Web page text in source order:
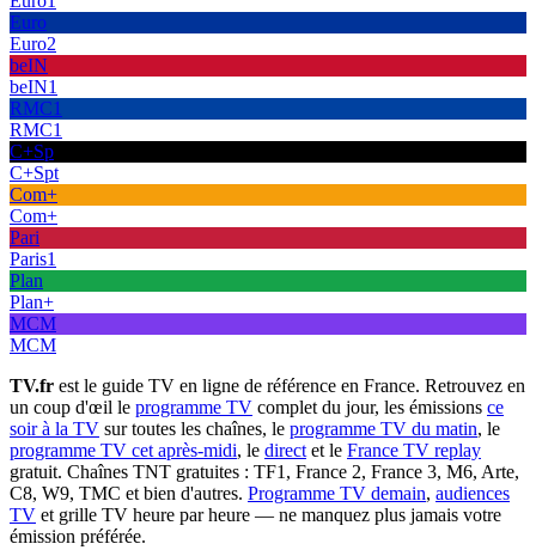
Euro
Euro2
beIN
beIN1
RMC1
RMC1
C+Sp
C+Spt
Com+
Com+
Pari
Paris1
Plan
Plan+
MCM
MCM
TV.fr est le guide TV en ligne de référence en France. Retrouvez en
un coup d'œil le programme TV complet du jour, les émissions ce
soir à la TV sur toutes les chaînes, le programme TV du matin, le
programme TV cet après-midi, le direct et le France TV replay
gratuit. Chaînes TNT gratuites : TF1, France 2, France 3, M6, Arte,
C8, W9, TMC et bien d'autres. Programme TV demain, audiences
TV et grille TV heure par heure — ne manquez plus jamais votre
émission préférée.